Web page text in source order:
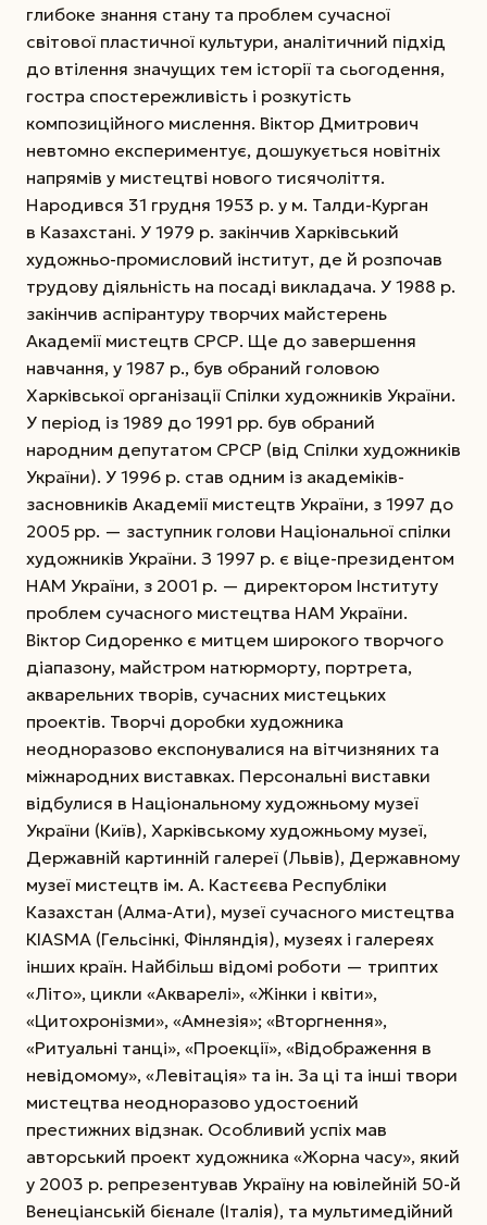
глибоке знання стану та проблем сучасної
світової пластичної культури, аналітичний підхід
до втілення значущих тем історії та сьогодення,
гостра спостережливість і розкутість
композиційного мислення. Віктор Дмитрович
невтомно експериментує, дошукується новітніх
напрямів у мистецтві нового тисячоліття.
Народився 31 грудня 1953 р. у м. Талди-Курган
в Казахстані. У 1979 р. закінчив Харківський
художньо-промисловий інститут, де й розпочав
трудову діяльність на посаді викладача. У 1988 р.
закінчив аспірантуру творчих майстерень
Академії мистецтв СРСР. Ще до завершення
навчання, у 1987 р., був обраний головою
Харківської організації Спілки художників України.
У період із 1989 до 1991 рр. був обраний
народним депутатом СРСР (від Спілки художників
України). У 1996 р. став одним із академіків-
засновників Академії мистецтв України, з 1997 до
2005 рр. — заступник голови Національної спілки
художників України. З 1997 р. є віце-президентом
НАМ України, з 2001 р. — директором Інституту
проблем сучасного мистецтва НАМ України.
Віктор Сидоренко є митцем широкого творчого
діапазону, майстром натюрморту, портрета,
акварельних творів, сучасних мистецьких
проектів. Творчі доробки художника
неодноразово експонувалися на вітчизняних та
міжнародних виставках. Персональні виставки
відбулися в Національному художньому музеї
України (Київ), Харківському художньому музеї,
Державній картинній галереї (Львів), Державному
музеї мистецтв ім. А. Кастєєва Респуб­ліки
Казахстан (Алма-Ати), музеї сучасного мистецтва
КІАSМА (Гельсінкі, Фінляндія), музеях і галереях
інших країн. Найбільш відомі роботи — триптих
«Літо», цикли «Акварелі», «Жінки і квіти»,
«Цитохронізми», «Амнезія»; «Вторгнення»,
«Ритуальні танці», «Проекції», «Відображення в
невідомому», «Левітація» та ін. За ці та інші твори
мистецтва неодноразово удостоєний
престижних відзнак. Особливий успіх мав
авторський проект художника «Жорна часу», який
у 2003 р. репрезентував Україну на ювілейній 50-й
Венеціанській бієнале (Італія), та мультимедійний